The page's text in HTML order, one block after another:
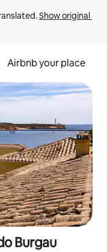
Show original
Airbnb your place
Burgau